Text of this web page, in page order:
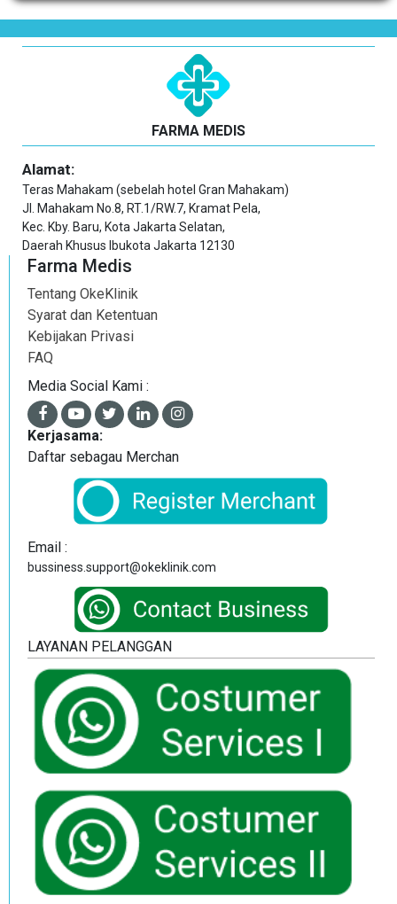
FARMA MEDIS
Alamat:
Teras Mahakam (sebelah hotel Gran Mahakam)
Jl. Mahakam No.8, RT.1/RW.7, Kramat Pela,
Kec. Kby. Baru, Kota Jakarta Selatan,
Daerah Khusus Ibukota Jakarta 12130
Farma Medis
Tentang OkeKlinik
Syarat dan Ketentuan
Kebijakan Privasi
FAQ
Media Social Kami :
Kerjasama:
Daftar sebagau Merchan
Email :
bussiness.support@okeklinik.com
LAYANAN PELANGGAN